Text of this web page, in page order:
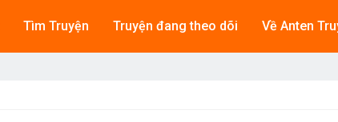
Tìm Truyện Truyện đang theo dõi Về Anten